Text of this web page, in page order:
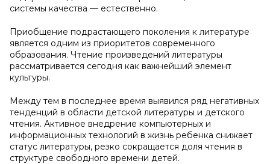
системы качества — естественно.
Приобщение подрастающего поколения к литературе
является одним из приоритетов современного
образования. Чтение произведений литературы
рассматривается сегодня как важнейший элемент
культуры.
Между тем в последнее время выявился ряд негативных
тенденций в области детской литературы и детского
чтения. Активное внедрение компьютерных и
информационных технологий в жизнь ребенка снижает
статус литературы, резко сокращается доля чтения в
структуре свободного времени детей.